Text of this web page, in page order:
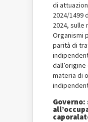
di
2024/1499
2024, sulle
Organismi
parità di
materia di